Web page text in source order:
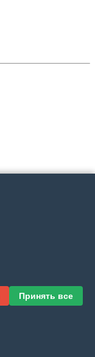
Принять все